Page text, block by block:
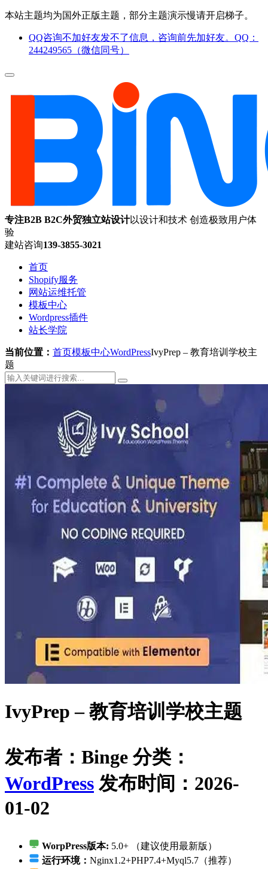
本站主题均为国外正版主题，部分主题演示慢请开启梯子。
QQ咨询不加好友发不了信息，咨询前先加好友。QQ：
244249565（微信同号）
专注B2B B2C外贸独立站设计以设计和技术 创造极致用户体
验
建站咨询139-3855-3021
首页
Shopify服务
网站运维托管
模板中心
Wordpress插件
站长学院
当前位置： 首页模板中心WordPressIvyPrep – 教育培训学校主
题
IvyPrep – 教育培训学校主题
发布者：Binge 分类：
WordPress 发布时间：2026-
01-02
WorpPress版本: 5.0+ （建议使用最新版）
运行环境： Nginx1.2+PHP7.4+Myql5.7（推荐）